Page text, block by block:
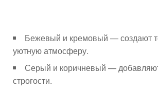
Бежевый и кремовый — создают
уютную атмосферу.
Серый и коричневый —
строгости.